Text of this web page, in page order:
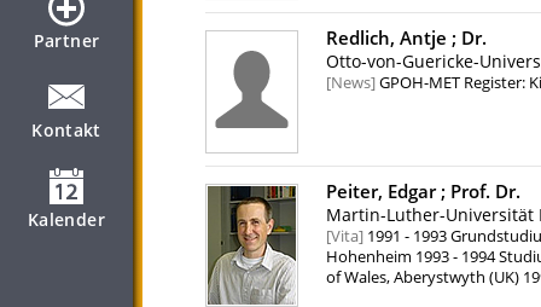
Partner
Kontakt
Kalender
bearbeitenden Aufträgen, so
Gesamtbearbeitungszeit).
Algorithmen entwickelt.
Unsicherheiten behaftet
Maschine ist im Voraus
Redlich, Antje ; Dr.
Otto-von-Guericke-
News GPOH-MET Register:
Peiter, Edgar ; Prof. Dr.
Martin-Luther-Universität
Vita 1991 - 1993
Hohenheim 1993 - 1994
of Wales, Aberystwyth (UK)